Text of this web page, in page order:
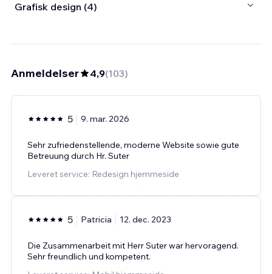
Grafisk design (4)
Anmeldelser 4,9(103)
5 9. mar. 2026
Sehr zufriedenstellende, moderne Website sowie gute
Betreuung durch Hr. Suter
Leveret service: Redesign hjemmeside
5 Patricia 12. dec. 2023
Die Zusammenarbeit mit Herr Suter war hervoragend.
Sehr freundlich und kompetent.